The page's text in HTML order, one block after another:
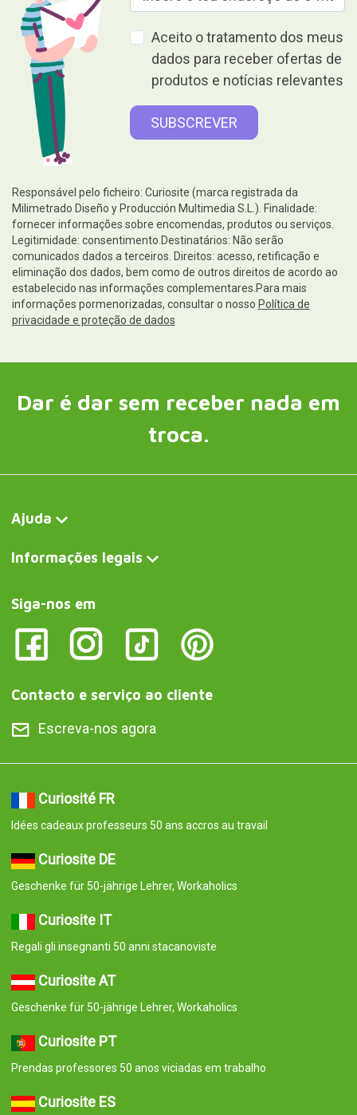
Aceito o tratamento dos meus
dados para receber ofertas de
produtos e notícias relevantes
Responsável pelo ficheiro: Curiosite (marca registrada da
Milimetrado Diseño y Producción Multimedia S.L.). Finalidade:
fornecer informações sobre encomendas, produtos ou serviços.
Legitimidade: consentimento.Destinatários: Não serão
comunicados dados a terceiros. Direitos: acesso, retificação e
eliminação dos dados, bem como de outros direitos de acordo ao
estabelecido nas informações complementares.Para mais
informações pormenorizadas, consultar o nosso Política de
privacidade e proteção de dados
Dar é dar sem receber nada em
troca.
Ajuda
Informações legais
Siga-nos em
Contacto e serviço ao cliente
Escreva-nos agora
Curiosité FR
Idées cadeaux professeurs 50 ans accros au travail
Curiosite DE
Geschenke für 50-jährige Lehrer, Workaholics
Curiosite IT
Regali gli insegnanti 50 anni stacanoviste
Curiosite AT
Geschenke für 50-jährige Lehrer, Workaholics
Curiosite PT
Prendas professores 50 anos viciadas em trabalho
Curiosite ES